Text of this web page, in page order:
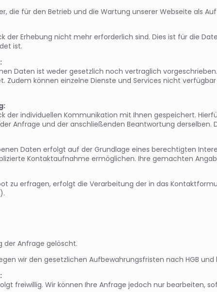
die für den Betrieb und die Wartung unserer Webseite als
der Erhebung nicht mehr erforderlich sind. Dies ist für die
ist.
Daten ist weder gesetzlich noch vertraglich
Zudem können einzelne Dienste und Services nicht
der individuellen Kommunikation mit Ihnen gespeichert.
Anfrage und der anschließenden Beantwortung derselben.
Daten erfolgt auf der Grundlage eines berechtigten
Kontaktaufnahme ermöglichen. Ihre gemachten
zu erfragen, erfolgt die Verarbeitung der in das
der Anfrage gelöscht.
wir den gesetzlichen Aufbewahrungsfristen nach HGB
freiwillig. Wir können Ihre Anfrage jedoch nur bearbeiten,